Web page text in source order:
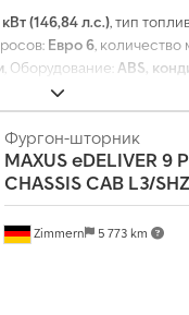
(146,84 л.с.), тип
Евро 6 , количество
, Оборудование: ABS,
(ESP)
Zimmern 5 773 km
Фургон-шторник
MAXUSeDELIVER 9
CHASSIS CAB L3/
л
е
е
ч
е
м
4
м
и
л
и